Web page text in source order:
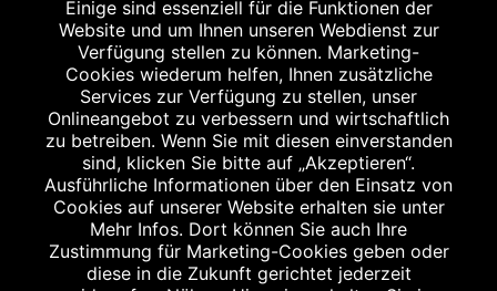
Abgabe in haushaltsüblichen Mengen, solange der Vorrat reicht. Für Druck-
und Satzfehler keine Haftung.
Zu Risiken und Nebenwirkungen lesen Sie die Packungsbeilage und fragen
Sie Ihren Arzt oder Apotheker.
Angabe nach der deutschen Arzneimitteltaxe Apothekenerstattungspreis
(AEP). Der AEP ist keine unverbindliche Preisempfehlung der Hersteller. Der
AEP ist ein von den Apotheken in Ansatz gebrachter Preis für rezeptfreie
Arzneimittel. Er entspricht in der Höhe dem für Apotheken verbindlichen
Abgabepreis, zu dem eine Apotheke in bestimmten Fällen (z.B. bei Kindern
Einige sind essenziell für die Funktionen der
Website und um Ihnen unseren Webdienst zur
Verfügung stellen zu können. Marketing-
Cookies wiederum helfen, Ihnen zusätzliche
Services zur Verfügung zu stellen, unser
Onlineangebot zu verbessern und wirtschaftlich
zu betreiben. Wenn Sie mit diesen einverstanden
sind, klicken Sie bitte auf „Akzeptieren“.
Ausführliche Informationen über den Einsatz von
Cookies auf unserer Website erhalten sie unter
Mehr Infos. Dort können Sie auch Ihre
Zustimmung für Marketing-Cookies geben oder
diese in die Zukunft gerichtet jederzeit